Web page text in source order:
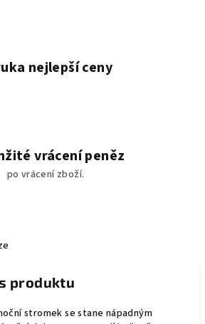
nejlepší ceny
vrácení peněz
po vrácení zboží.
produktu
stromek se stane nápadným